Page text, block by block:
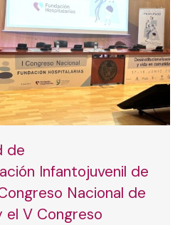
de
Infantojuvenil de
Nacional de
el V Congreso